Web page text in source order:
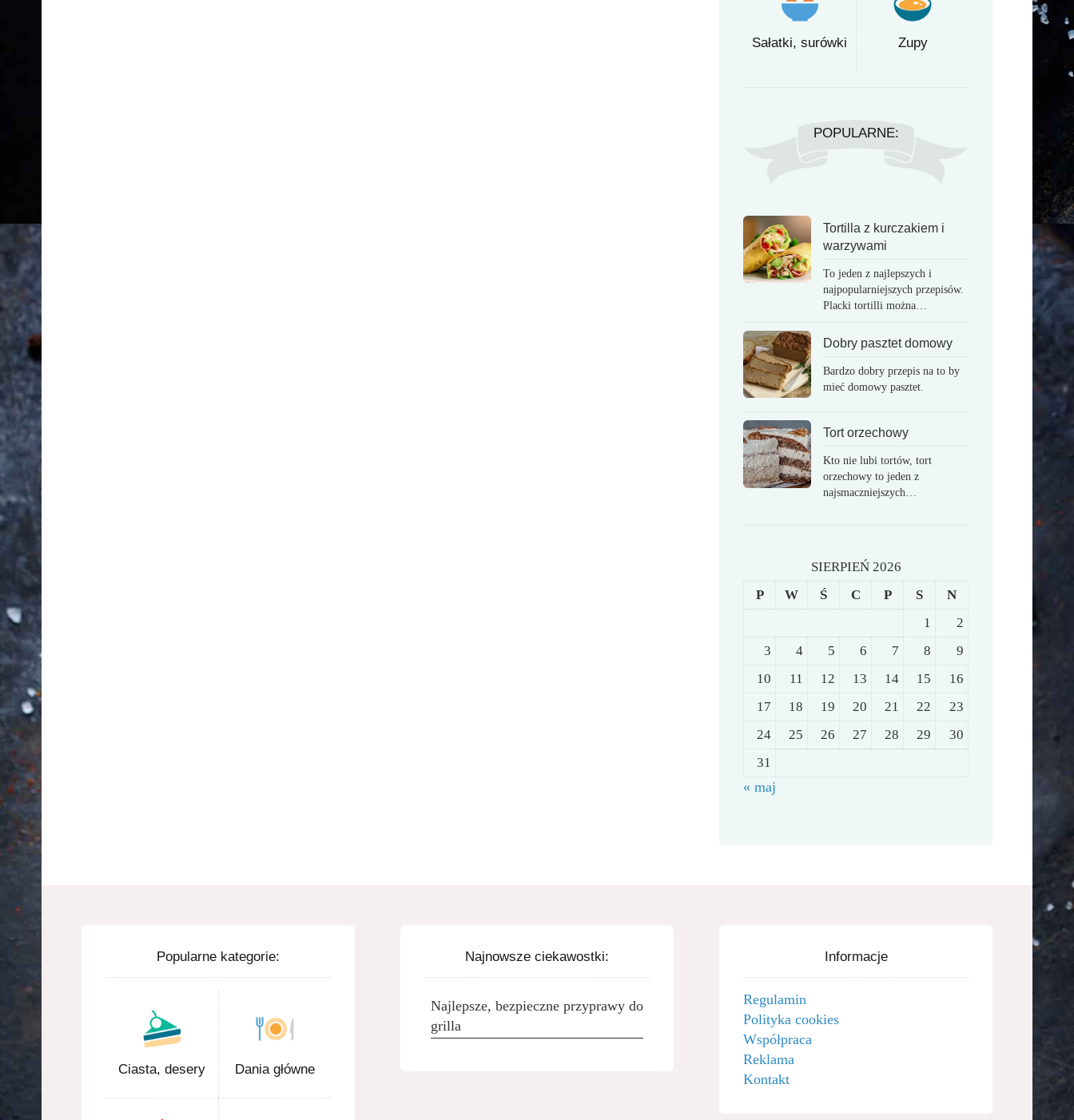
Sałatki, surówki Zupy
POPULARNE:
Tortilla z kurczakiem i
warzywami
To jeden z najlepszych i
najpopularniejszych przepisów.
Placki tortilli można…
Dobry pasztet domowy
Bardzo dobry przepis na to by
mieć domowy pasztet.
Tort orzechowy
Kto nie lubi tortów, tort
orzechowy to jeden z
najsmaczniejszych…
SIERPIEŃ 2026
P
W Ś C P S
N
1
2
3
4 5 6 7 8
9
10
11 12 13 14 15
16
17
18 19 20 21 22
23
24
25 26 27 28 29
30
31
« maj
Popularne kategorie:
Ciasta, desery Dania główne
Najnowsze ciekawostki:
Najlepsze, bezpieczne przyprawy do
grilla
Informacje
Regulamin
Polityka cookies
Współpraca
Reklama
Kontakt